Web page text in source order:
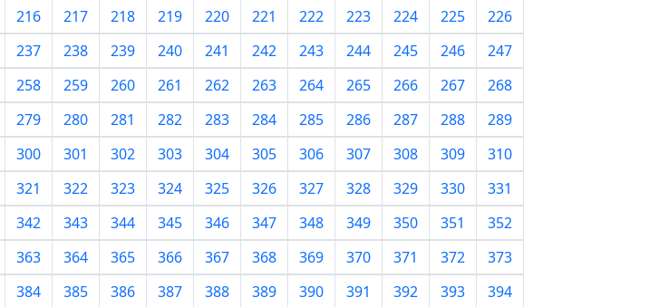
216 217 218 219 220 221 222 223 224 225
226
237 238 239 240 241 242 243 244 245 246
247
258 259 260 261 262 263 264 265 266 267
268
279 280 281 282 283 284 285 286 287 288
289
300 301 302 303 304 305 306 307 308 309
310
321 322 323 324 325 326 327 328 329 330
331
342 343 344 345 346 347 348 349 350 351
352
363 364 365 366 367 368 369 370 371 372
373
384 385 386 387 388 389 390 391 392 393 394